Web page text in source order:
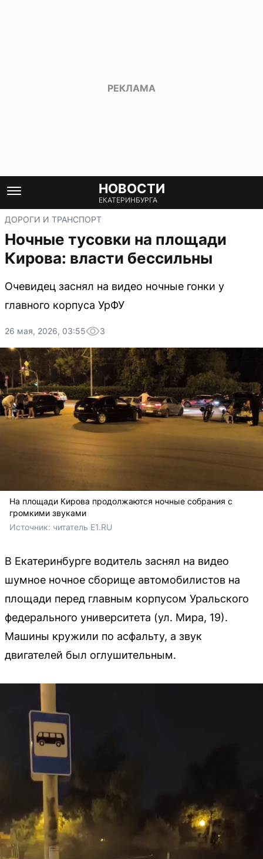
НОВОСТИ
ЕКАТЕРИНБУРГА
ДОРОГИ И ТРАНСПОРТ
Ночные тусовки на площади
Кирова: власти бессильны
Очевидец заснял на видео ночные гонки у
главного корпуса УрФУ
26 мая, 2026, 03:55 3
На площади Кирова продолжаются ночные собрания с
громкими звуками
Источник: читатель E1.RU
В Екатеринбурге водитель заснял на видео
шумное ночное сборище автомобилистов на
площади перед главным корпусом Уральского
федерального университета (ул. Мира, 19).
Машины кружили по асфальту, а звук
двигателей был оглушительным.